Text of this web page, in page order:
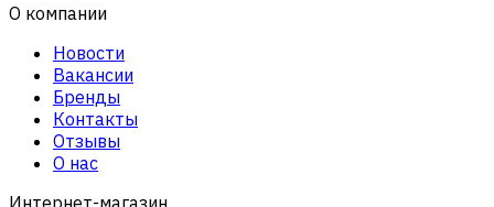
О компании
Новости
Вакансии
Бренды
Контакты
Отзывы
О нас
Интернет-магазин